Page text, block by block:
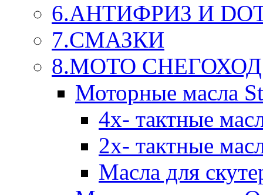
6.АНТИФРИЗ И
7.СМАЗКИ
8.МОТО
Моторные масла
4х- тактные
2х- тактные
Масла для